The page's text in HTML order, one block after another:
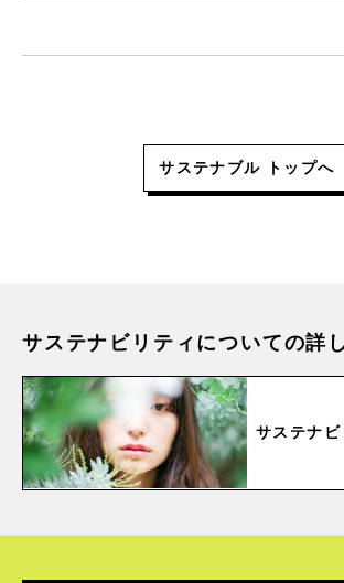
サステナブル トップへ
サステナビリティについての詳
サステナビ